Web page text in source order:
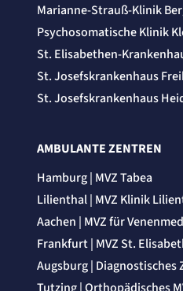
Marianne-Strauß-Klinik
Psychosomatische Klinik
St. Elisabethen-
St. Josefskrankenhaus
St. Josefskrankenhaus
AMBULANTE ZENTREN
Hamburg | MVZ Tabea
Lilienthal | MVZ Klinik
Aachen | MVZ für
Frankfurt | MVZ St.
Augsburg |
Cookie Erkennung
Cookie Laufzeit:
2 Jahre
etracker Analytics
Name:
Es erlaubt eTracker Cookies zu setzen.
480 Tage
etracker Analytics
Name:
isSdEnabled